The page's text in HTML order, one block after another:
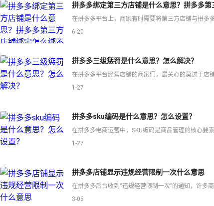
拼多多绑定第三方店铺是什么意思？拼多多
6-20
拼多多三级惩罚是什么意思？怎么解决？
1-27
拼多多sku编码是什么意思？怎么设置？
1-27
拼多多店铺显示违规经营限制一次什么意思
3-05